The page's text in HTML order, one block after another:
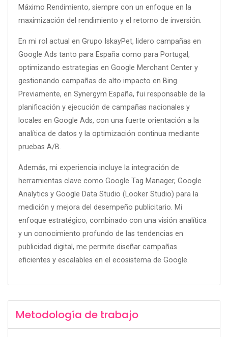
Máximo Rendimiento, siempre con un enfoque en la
maximización del rendimiento y el retorno de inversión.
En mi rol actual en Grupo IskayPet, lidero campañas en
Google Ads tanto para España como para Portugal,
optimizando estrategias en Google Merchant Center y
gestionando campañas de alto impacto en Bing.
Previamente, en Synergym España, fui responsable de la
planificación y ejecución de campañas nacionales y
locales en Google Ads, con una fuerte orientación a la
analítica de datos y la optimización continua mediante
pruebas A/B.
Además, mi experiencia incluye la integración de
herramientas clave como Google Tag Manager, Google
Analytics y Google Data Studio (Looker Studio) para la
medición y mejora del desempeño publicitario. Mi
enfoque estratégico, combinado con una visión analítica
y un conocimiento profundo de las tendencias en
publicidad digital, me permite diseñar campañas
eficientes y escalables en el ecosistema de Google.
Metodología de trabajo